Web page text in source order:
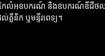
រកែលំអឧបករណ៍ និងឧបករណ៍ឌី
លីនិក ឬមន្ទីរពេទ្យ។